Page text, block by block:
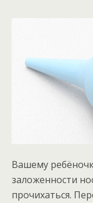
Вашему
заложенности
прочихаться.